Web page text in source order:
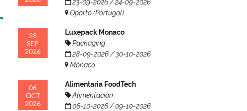
23-09-2026 / 24-09-2026
Oporto (Portugal)
28
SEP
2026
Luxepack Monaco
Packaging
28-09-2026 / 30-10-2026
Mónaco
06
OCT
2026
Alimentaria FoodTech
Alimentación
06-10-2026 / 09-10-2026